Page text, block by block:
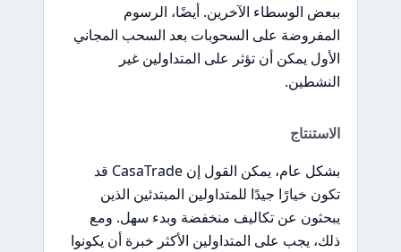
ببعض الوسطاء الآخرين. أيضًا، الرسوم
المفروضة على السحوبات بعد السحب المجاني
الأول يمكن أن تؤثر على المتداولين غير
النشطين.
الاستنتاج
بشكل عام، يمكن القول إن CasaTrade قد
تكون خيارًا جيدًا للمتداولين المبتدئين الذين
يبحثون عن تكاليف منخفضة وبدء سهل. ومع
ذلك، يجب على المتداولين الأكثر خبرة أن يكونوا